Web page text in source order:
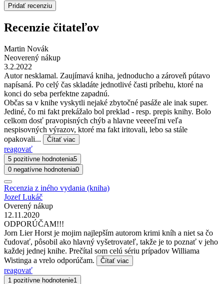
Pridať recenziu
Recenzie čitateľov
Martin Novák
Neoverený nákup
3.2.2022
Autor nesklamal. Zaujímavá kniha, jednoducho a zároveň pútavo
napísaná. Po celý čas skladáte jednotlivé časti príbehu, ktoré na
konci do seba perfektne zapadnú.
Občas sa v knihe vyskytli nejaké zbytočné pasáže ale inak super.
Jediné, čo mi fakt prekážalo bol preklad - resp. prepis knihy. Bolo
celkom dosť pravopisných chýb a hlavne veeeeľmi veľa
nespisovných výrazov, ktoré ma fakt iritovali, lebo sa stále
opakovali...
Čítať viac
reagovať
5 pozitívne hodnotenia5
0 negatívne hodnotenia0
Recenzia z iného vydania (kniha)
Jozef Lukáč
Overený nákup
12.11.2020
ODPORÚČAM!!!
Jorn Lier Horst je mojim najlepším autorom krimi kníh a niet sa čo
čudovať, pôsobil ako hlavný vyšetrovateľ, takže je to poznať v jeho
každej jednej knihe. Prečítal som celú sériu prípadov Williama
Wistinga a vrelo odporúčam.
Čítať viac
reagovať
1 pozitívne hodnotenie1